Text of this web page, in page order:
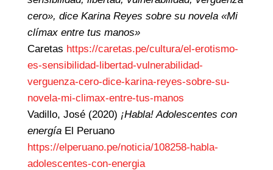
cero», dice Karina Reyes sobre su novela «Mi
clímax entre tus manos»
Caretas https://caretas.pe/cultura/el-erotismo-
es-sensibilidad-libertad-vulnerabilidad-
verguenza-cero-dice-karina-reyes-sobre-su-
novela-mi-climax-entre-tus-manos
Vadillo, José (2020) ¡Habla! Adolescentes con
energíaEl Peruano
https://elperuano.pe/noticia/108258-habla-
adolescentes-con-energia